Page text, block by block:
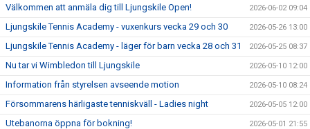
Välkommen att anmäla dig till Ljungskile Open! 2026-06-02 09:04
Ljungskile Tennis Academy - vuxenkurs vecka 29 och 30 2026-05-26 13:00
Ljungskile Tennis Academy - läger för barn vecka 28 och 31 2026-05-25 08:37
Nu tar vi Wimbledon till Ljungskile 2026-05-10 12:00
Information från styrelsen avseende motion 2026-05-10 08:24
Försommarens härligaste tenniskväll - Ladies night 2026-05-05 12:00
Utebanorna öppna för bokning! 2026-05-01 21:55